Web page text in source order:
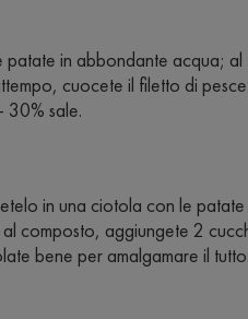
in abbondante acqua; al
cuocete il filetto di
30% sale.
in una ciotola con le patate
composto, aggiungete 2
bene per amalgamare il tutto.